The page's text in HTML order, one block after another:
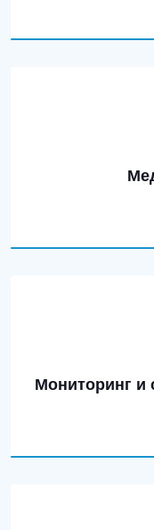
Мониторинг и